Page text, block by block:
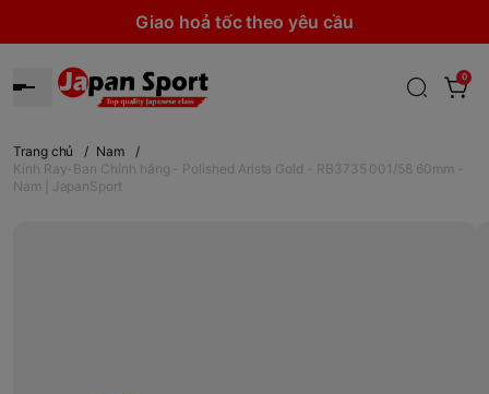
Giao hoả tốc theo yêu cầu
0
Trang chủ / Nam
/
Kính Ray-Ban Chính hãng - Polished Arista Gold - RB3735 001/58 60mm -
Nam | JapanSport